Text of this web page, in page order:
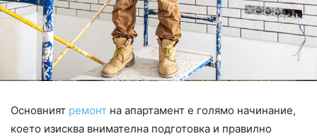
Основният ремонт на апартамент е голямо начинание,
което изисква внимателна подготовка и правилно